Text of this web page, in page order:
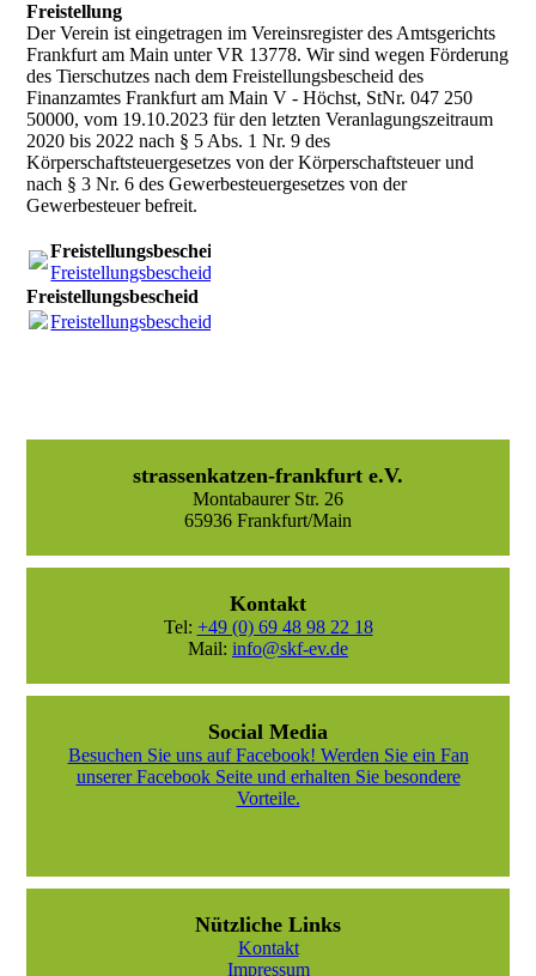
Freistellung
Der Verein ist eingetragen im Vereinsregister des Amtsgerichts
Frankfurt am Main unter VR 13778. Wir sind wegen Förderung
des Tierschutzes nach dem Freistellungsbescheid des
Finanzamtes Frankfurt am Main V - Höchst, StNr. 047 250
50000, vom 19.10.2023 für den letzten Veranlagungszeitraum
2020 bis 2022 nach § 5 Abs. 1 Nr. 9 des
Körperschaftsteuergesetzes von der Körperschaftsteuer und
nach § 3 Nr. 6 des Gewerbesteuergesetzes von der
Gewerbesteuer befreit.
Freistellungsbescheid
Freistellungsbescheid_231019.pdf
Freistellungsbescheid
Freistellungsbescheid_231019.pdf
strassenkatzen-frankfurt e.V.
Montabaurer Str. 26
65936 Frankfurt/Main
Kontakt
Tel: +49 (0) 69 48 98 22 18
Mail: info@skf-ev.de
Social Media
Besuchen Sie uns auf Facebook! Werden Sie ein Fan
unserer Facebook Seite und erhalten Sie besondere
Vorteile.
Nützliche Links
Kontakt
Impressum